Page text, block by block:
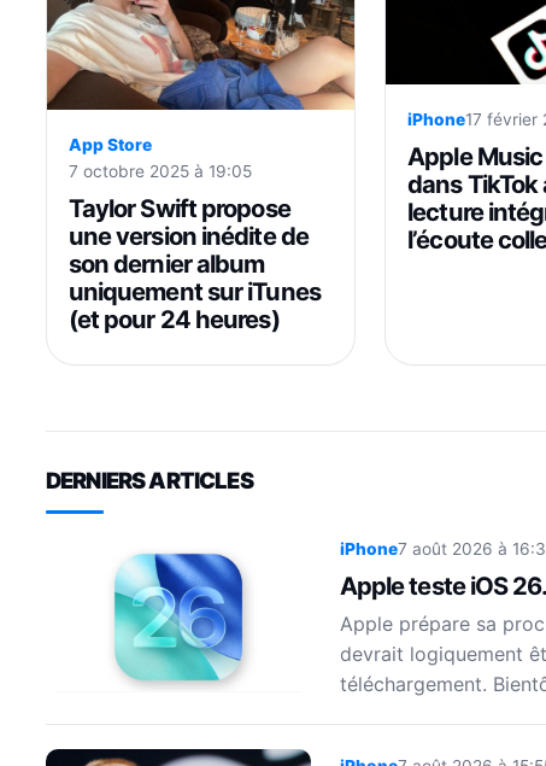
App Store
7 octobre 2025 à 19:05
Taylor Swift propose
une version inédite de
son dernier album
uniquement sur iTunes
(et pour 24 heures)
iPhone17 février
Apple
dans TikTok
lecture
l’écoute
DERNIERS ARTICLES
iPhone7 août 2026 à
Apple teste iOS
Apple prépare sa
devrait logiquement
téléchargement.